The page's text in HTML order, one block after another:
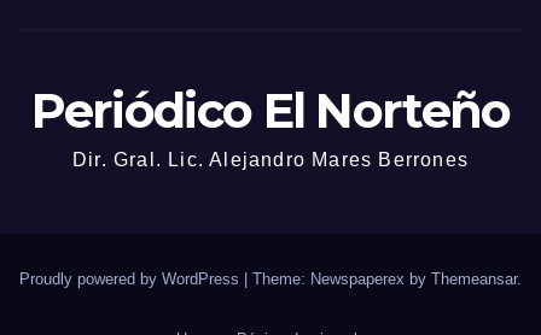
Periódico El Norteño
Dir. Gral. Lic. Alejandro Mares Berrones
Proudly powered by WordPress Theme: Newspaperex by Themeansar.